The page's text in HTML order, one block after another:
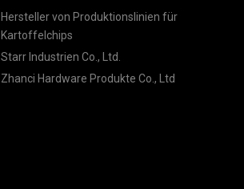
Hersteller von Produktionslinien für
Kartoffelchips
Starr Industrien Co., Ltd.
Zhanci Hardware Produkte Co., Ltd